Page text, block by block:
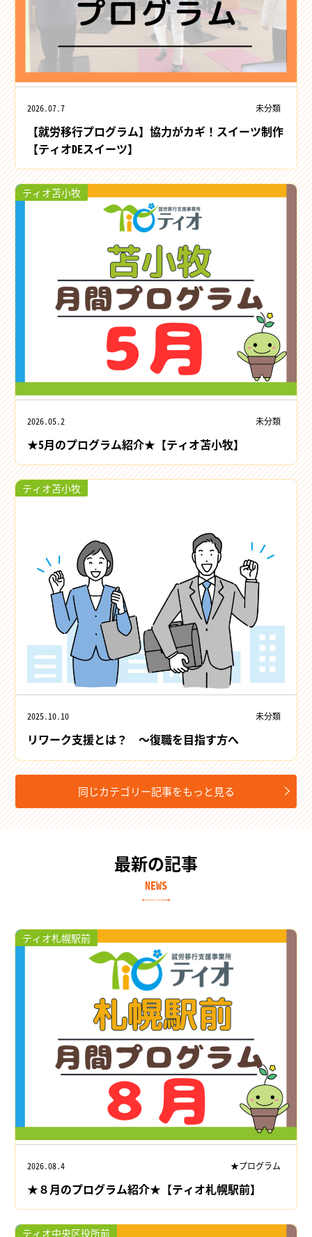
2026.07.7 未分類
【就労移行プログラム】協力がカギ！スイーツ制作
【ティオDEスイーツ】
ティオ苫小牧
2026.05.2 未分類
★5月のプログラム紹介★【ティオ苫小牧】
ティオ苫小牧
2025.10.10 未分類
リワーク支援とは？ ～復職を目指す方へ
同じカテゴリー記事をもっと見る
最新の記事
NEWS
ティオ札幌駅前
2026.08.4 ★プログラム
★８月のプログラム紹介★【ティオ札幌駅前】
ティオ中央区役所前